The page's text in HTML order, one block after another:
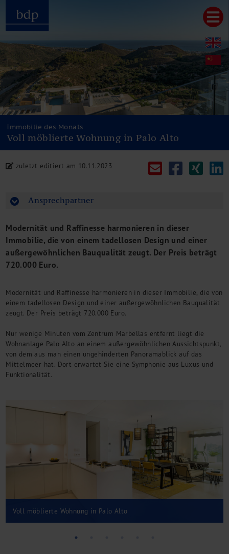
Hauptmenu
Home
bdp aktuell
Unternehmenswerte
Referenzen
Pressespiegel
Publikationen
Newsletter
Videos
Leistungen
Wirtschaftsprüfung
Restrukturierung
M&A + Unternehmensnachfolge
Management Consulting
Internationalisierung
Unternehmensgründung
Finanz- und Lohnbuchhaltung
Wirtschaftsprüfung
Rechtsberatung
M&A Deutschland/China
Unternehmensfinanzierung
Industrielle Dienstleistungen
Karriere
Kontakt
Immobilie des Monats
Voll möblierte Wohnung in Palo Alto
zuletzt editiert am 10.11.2023
Ansprechpartner
Modernität und Raffinesse harmonieren in dieser
Immobilie, die von einem tadellosen Design und einer
außergewöhnlichen Bauqualität zeugt. Der Preis beträgt
720.000 Euro.
Modernität und Raffinesse harmonieren in dieser Immobilie, die von
einem tadellosen Design und einer außergewöhnlichen Bauqualität
zeugt. Der Preis beträgt 720.000 Euro.
Nur wenige Minuten vom Zentrum Marbellas entfernt liegt die
Wohnanlage Palo Alto an einem außergewöhnlichen Aussichtspunkt,
von dem aus man einen ungehinderten Panoramablick auf das
Mittelmeer hat. Dort erwartet Sie eine Symphonie aus Luxus und
Funktionalität.
Voll möblierte Wohnung in Palo Alto